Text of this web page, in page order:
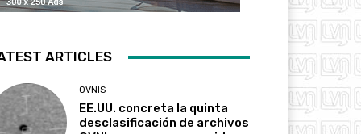
ARTICLES
OVNIS
EE.UU. concreta la quinta
desclasificación de archivos